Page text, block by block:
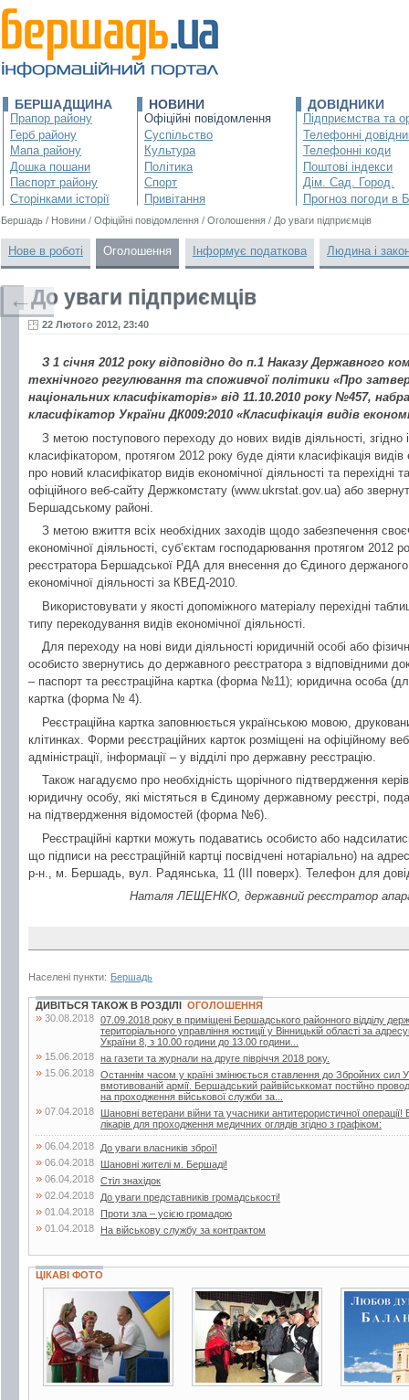
БЕРШАДЩИНА
Прапор району
Герб району
Мапа району
Дошка пошани
Паспорт району
Сторінками історії
НОВИНИ
Офіційні повідомлення
Суспільство
Культура
Політика
Спорт
Привітання
ДОВІДНИКИ
Підприємства та
Телефонні
Телефонні коди
Поштові індекси
Дім. Сад. Город.
Прогноз погоди в
Бершадь / Новини / Офіційні повідомлення / Оголошення / До уваги підприємців
Нове в роботі Оголошення Інформує податкова Людина і
До уваги підприємців
22 Лютого 2012, 23:40
З 1 січня 2012 року вiдповiдно до п.1 Наказу Державного
технiчного регулювання та споживчої полiтики «Про
нацiональних класифiкаторів» вiд 11.10.2010 року №457,
класифiкатор України ДК009:2010 «Класифiкація видів
З метою поступового переходу до нових видів діяльності, згідно
класифікатором, протягом 2012 року буде дiяти класифiкація видів
про новий класифікатор видів економічної діяльності та перехідні
офіційного веб-сайту Держкомстату (www.ukrstat.gov.ua) або
Бершадському районі.
З метою вжиття всіх необхiдних заходiв щодо забезпечення
економічної діяльності, суб’єктам господарювання протягом 2012
реєстратора Бершадської РДА для внесення до Єдиного
економічної діяльності за КВЕД-2010.
Використовувати у якості допоміжного матеріалу перехідні
типу перекодування видів економічної діяльності.
Для переходу на нові види діяльності юридичній особі або
особисто звернутись до державного реєстратора з відповідними
– паспорт та реєстраційна картка (форма №11); юридична особа
картка (форма № 4).
Реєстраційна картка заповнюється українською мовою,
клітинках. Форми реєстраційних карток розміщені на офіційному
адміністрації, інформації – у відділі про державну реєстрацію.
Також нагадуємо про необхідність щорічного підтвердження
юридичну особу, які містяться в Єдиному державному реєстрі,
на підтвердження відомостей (форма №6).
Реєстраційні картки можуть подаватись особисто або
що підписи на реєстраційній картці посвідчені нотаріально) на
р-н., м. Бершадь, вул. Радянська, 11 (ІІІ поверх). Телефон для
Наталя ЛЕЩЕНКО, державний реєстратор
Населені пункти: Бершадь
←
ДИВІТЬСЯ ТАКОЖ В РОЗДІЛІ ОГОЛОШЕННЯ
» 30.08.2018 07.09.2018 року в приміщені Бершадського районного відділу
територіального управління юстиції у Вінницькій області за
України 8, з 10.00 години до 13.00 години...
» 15.06.2018 на газети та журнали на друге півріччя 2018 року.
» 15.06.2018 Останнім часом у країні змінюється ставлення до Збройних сил
вмотивованій армії. Бершадський райвійськкомат постійно
на проходження військової служби за...
» 07.04.2018
Шановні ветерани війни та учасники антитерористичної
лікарів для проходження медичних оглядів згідно з графіком:
» 06.04.2018 До уваги власників зброї!
» 06.04.2018 Шановні жителі м. Бершаді!
» 06.04.2018 Стіл знахідок
» 02.04.2018 До уваги представників громадськості!
» 01.04.2018 Проти зла – усією громадою
» 01.04.2018 На військову службу за контрактом
ЦІКАВІ ФОТО
4 фото 2 фото 4 фото